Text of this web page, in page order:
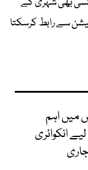
سے رابط کرسکتا
میں اہم
انکوائری